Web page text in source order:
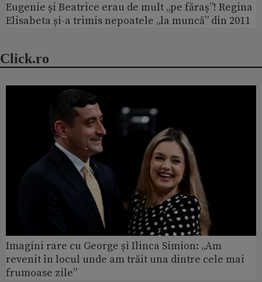
Eugenie și Beatrice erau de mult „pe făraș”! Regina
Elisabeta și-a trimis nepoatele „la muncă” din 2011
Click.ro
Imagini rare cu George și Ilinca Simion: „Am
revenit în locul unde am trăit una dintre cele mai
frumoase zile”